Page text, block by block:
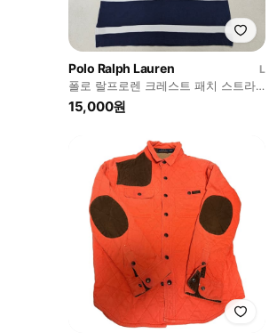
Polo Ralph Lauren
L
폴로 랄프로렌 크레스트 패치 스트라
이프 pk 반팔 카라티 급처
15,000원